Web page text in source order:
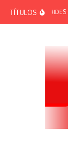
TÍTULOSEFEMÉRIDES